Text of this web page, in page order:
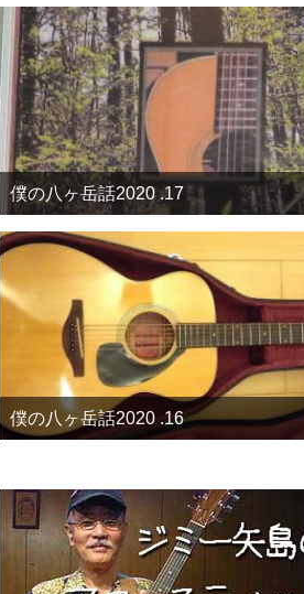
僕の八ヶ岳話2020 .17
僕の八ヶ岳話2020 .16